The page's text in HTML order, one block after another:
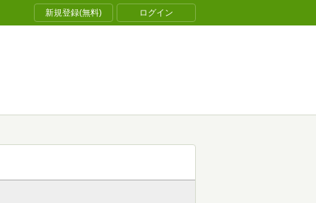
新規登録(無料) ログイン